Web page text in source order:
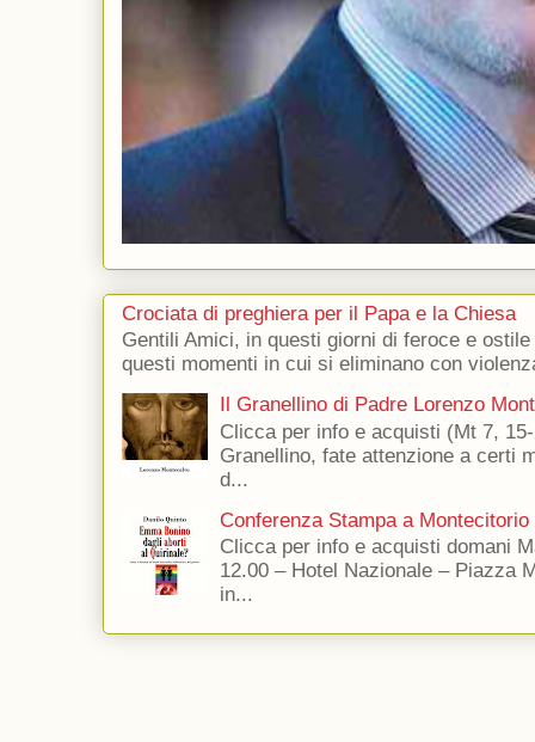
Crociata di preghiera per il Papa e la Chiesa
Gentili Amici, in questi giorni di feroce e
questi momenti in cui si eliminano con
Il Granellino di Padre Lorenzo
Clicca per info e acquisti (Mt 7,
Granellino, fate attenzione a certi
d...
Conferenza Stampa a Montecitorio
Clicca per info e acquisti domani
12.00 – Hotel Nazionale – Piazza
in...